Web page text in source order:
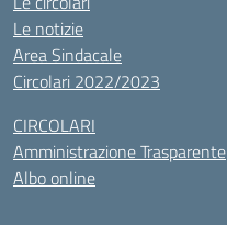
Le notizie
Area Sindacale
Circolari 2022/2023
CIRCOLARI
Amministrazione Trasparente
Albo online